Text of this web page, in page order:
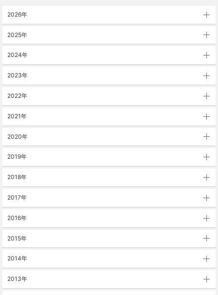
2026年
2025年
2024年
2023年
2022年
2021年
2020年
2019年
2018年
2017年
2016年
2015年
2014年
2013年